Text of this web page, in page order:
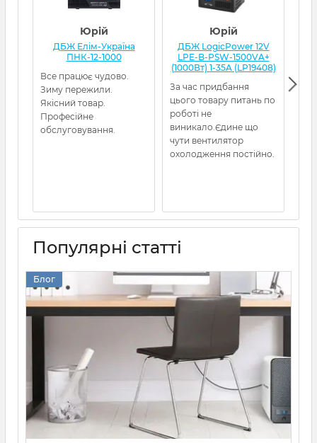
Юрій
ДБЖ Елім-Україна
ПНК-12-1000
Все працює чудово.
Зиму пережили.
Якісний товар.
Професійне
обслуговування.
Юрій
ДБЖ LogicPower 12V
LPE-B-PSW-1500VA+
(1000Вт) 1-35A (LP19408)
За час придбання
цього товару питань по
роботі не
виникало.Єдине що
чути вентилятор
охолодження постійно.
Популярні статті
Блог